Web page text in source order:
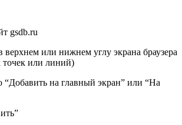
gsdb.ru
или нижнем углу экрана браузера
точек или линий)
на главный экран” или “На